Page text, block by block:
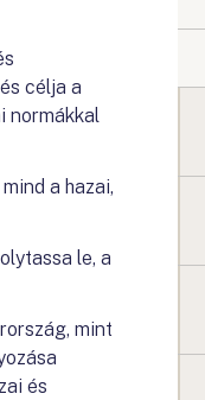
célja a
normákkal
a hazai,
le, a
mint
és